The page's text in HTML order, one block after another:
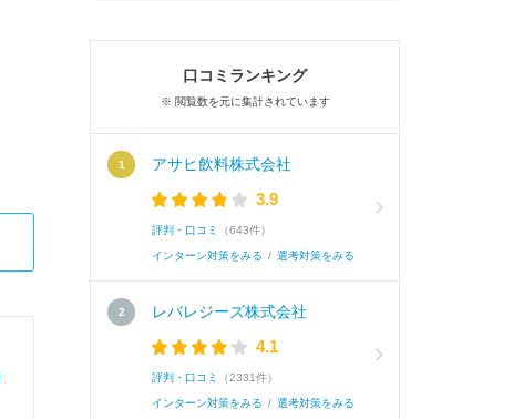
長岡香料株式会社
品質管理
口コミランキング
※ 閲覧数を元に集計されています
アサヒ飲料株式会社
3.9
評判・口コミ （643件）
インターン対策をみる / 選考対策をみる
レバレジーズ株式会社
4.1
評判・口コミ （2331件）
インターン対策をみる / 選考対策をみる